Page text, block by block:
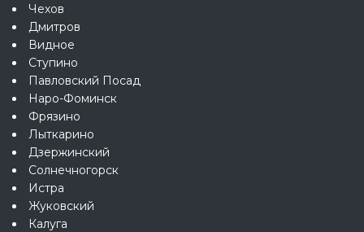
Чехов
Дмитров
Видное
Ступино
Павловский Посад
Наро-Фоминск
Фрязино
Лыткарино
Дзержинский
Солнечногорск
Истра
Жуковский
Калуга